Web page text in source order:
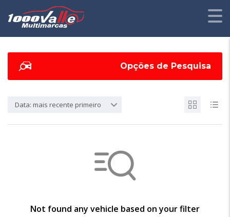
Opções de Pesquisa
Data: mais recente primeiro
Not found any vehicle based on your filter